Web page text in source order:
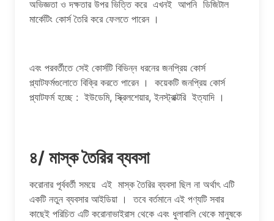
অভিজ্ঞতা ও দক্ষতার উপর ভিত্তি করে এখনই আপনি ডিজিটাল
মার্কেটিং কোর্স তৈরি করে ফেলতে পারেন ।
এবং পরবর্তীতে সেই কোর্সটি বিভিন্ন ধরনের জনপ্রিয় কোর্স
প্ল্যাটফর্মগুলোতে বিক্রি করতে পারেন । কয়েকটি জনপ্রিয় কোর্স
প্ল্যাটফর্ম হচ্ছে : ইউডেমি, স্ক্রিলশেয়ার, ইনস্ট্রাক্টরি ইত্যাদি ।
৪/ মাস্ক তৈরির ব্যবসা
করোনার পূর্ববর্তী সময়ে এই মাস্ক তৈরির ব্যবসা ছিল না অর্থাৎ এটি
একটি নতুন ব্যবসার আইডিয়া । তবে বর্তমানে এই পণ্যটি সবার
কাছেই পরিচিত এটি করোনাভাইরাস থেকে এবং ধুলাবালি থেকে মানুষকে